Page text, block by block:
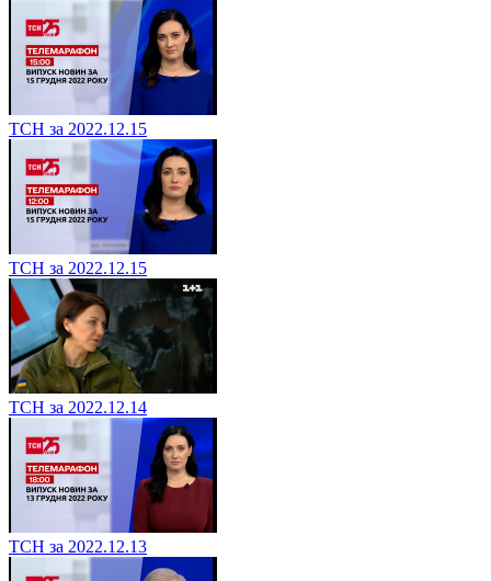
ТСН за 2022.12.15
ТСН за 2022.12.15
ТСН за 2022.12.14
ТСН за 2022.12.13